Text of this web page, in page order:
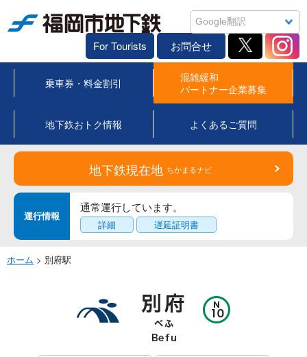
For Tourists お問合せ
乗車券・料金割引
混雑緩和
パートナー企業募集
地下鉄おトク情報 よくあるご質問
地下鉄現在地 ちかまるナビ
運行情報
通常運行しています。
詳細 遅延証明書
ホーム > 別府駅